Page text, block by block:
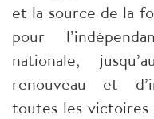
et la source de la
pour
nationale,
renouveau et
toutes les